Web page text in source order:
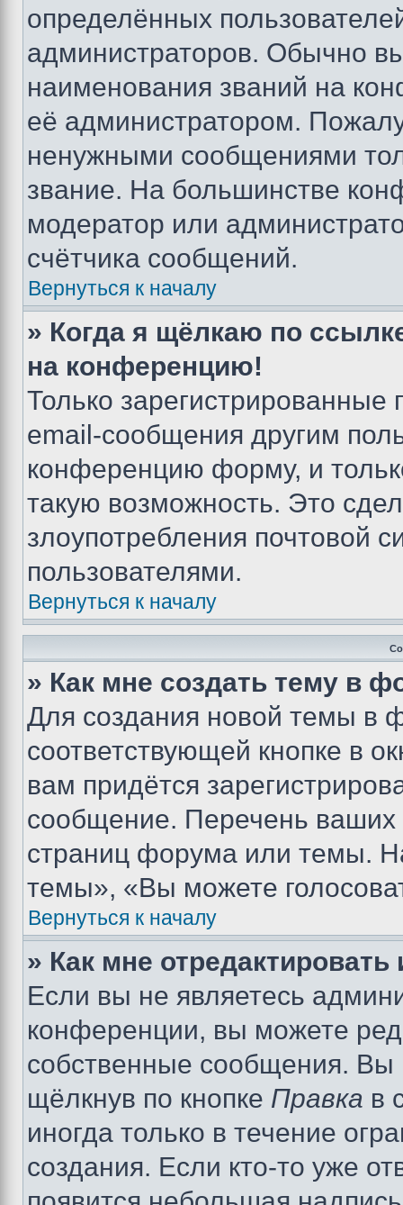
определённых
администраторов. Обычно
наименования званий на
её администратором.
ненужными сообщениями
звание. На большинстве
модератор или
счётчика сообщений.
Вернуться к началу
» Когда я щёлкаю по
на конференцию!
Только зарегистрированные
email-сообщения другим
конференцию форму, и
такую возможность. Это
злоупотребления почтовой
пользователями.
Вернуться к началу
» Как мне создать тему в
Для создания новой темы в
соответствующей кнопке в
вам придётся
сообщение. Перечень ваших
страниц форума или темы.
темы», «Вы можете
Вернуться к началу
» Как мне
Если вы не являетесь
конференции, вы можете
собственные сообщения. Вы
щёлкнув по кнопке Правка в
иногда только в течение
создания. Если кто-то уже